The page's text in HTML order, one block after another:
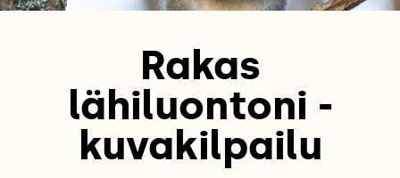
Rakas
lähiluontoni -
kuvakilpailu